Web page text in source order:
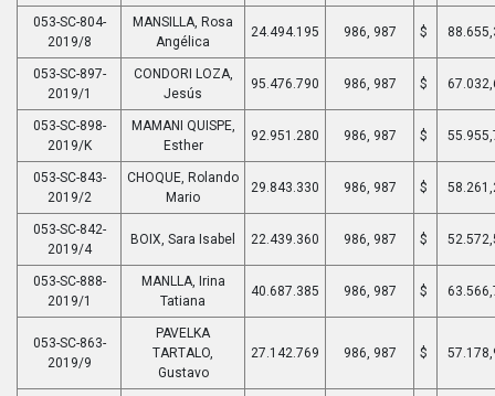
053-SC-804-
2019/8
MANSILLA, Rosa
Angélica
24.494.195 986, 987 $
053-SC-897-
2019/1
CONDORI LOZA,
Jesús
95.476.790 986, 987 $
053-SC-898-
2019/K
MAMANI QUISPE,
Esther
92.951.280 986, 987 $
053-SC-843-
2019/2
CHOQUE, Rolando
Mario
29.843.330 986, 987 $
053-SC-842-
2019/4
BOIX, Sara Isabel 22.439.360 986, 987 $
053-SC-888-
2019/1
MANLLA, Irina
Tatiana
40.687.385 986, 987 $
053-SC-863-
2019/9
PAVELKA
TARTALO,
Gustavo
27.142.769 986, 987 $